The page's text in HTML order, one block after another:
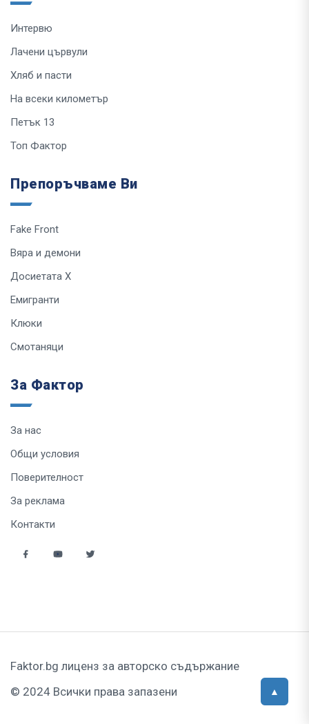
Интервю
Лачени цървули
Хляб и пасти
На всеки километър
Петък 13
Топ Фактор
Препоръчваме Ви
Fake Front
Вяра и демони
Досиетата Х
Емигранти
Клюки
Смотаняци
За Фактор
За нас
Общи условия
Поверителност
За реклама
Контакти
Faktor.bg лиценз за авторско съдържание
© 2024 Всички права запазени